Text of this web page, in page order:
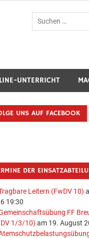
UNTERRICHT
UNS AUF FACEBOOK
DER
Leitern (FwDV 10)
19:30
FF
1/3/10) am 19. August